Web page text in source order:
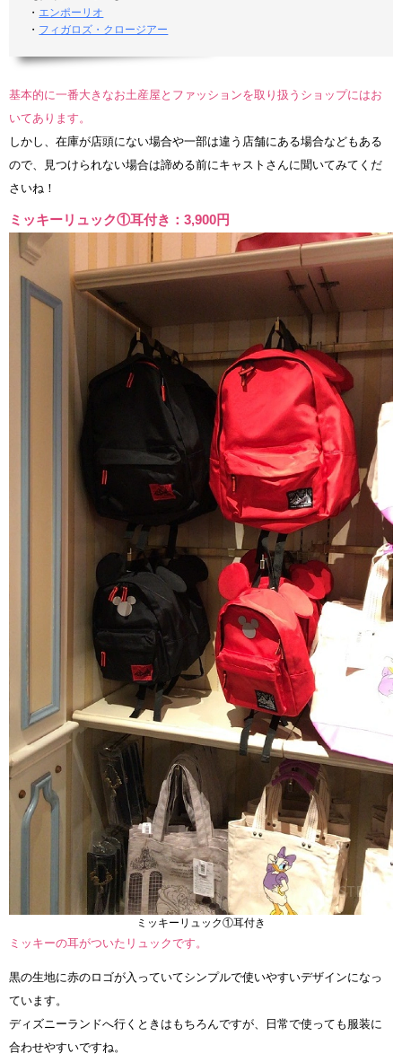
・ エンポーリオ
・ フィガロズ・クロージアー
基本的に一番大きなお土産屋とファッションを取り扱うショップにはお
いてあります。
しかし、在庫が店頭にない場合や一部は違う店舗にある場合などもある
ので、見つけられない場合は諦める前にキャストさんに聞いてみてくだ
さいね！
ミッキーリュック①耳付き：3,900円
ミッキーリュック①耳付き
ミッキーの耳がついたリュックです。
黒の生地に赤のロゴが入っていてシンプルで使いやすいデザインになっ
ています。
ディズニーランドへ行くときはもちろんですが、日常で使っても服装に
合わせやすいですね。